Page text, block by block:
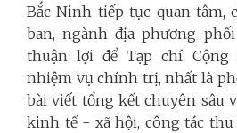
Bắc Ninh tiếp tục quan tâm,
ban, ngành địa phương
thuận lợi để Tạp chí Cộng
nhiệm vụ chính trị, nhất là
bài viết tổng kết chuyên sâu
kinh tế - xã hội, công tác thu